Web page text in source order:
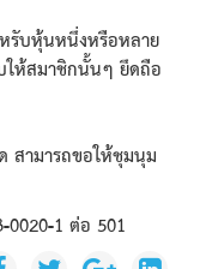
รับหุ้นหนึ่งหรือหลาย
ให้สมาชิกนั้นๆ ยึดถือ
สามารถขอให้ชุมนุม
0020-1 ต่อ 501